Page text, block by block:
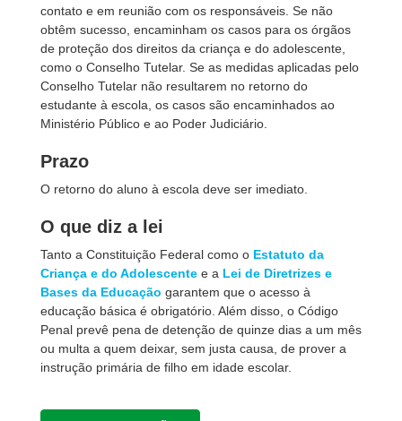
contato e em reunião com os responsáveis. Se não
obtêm sucesso, encaminham os casos para os órgãos
de proteção dos direitos da criança e do adolescente,
como o Conselho Tutelar. Se as medidas aplicadas pelo
Conselho Tutelar não resultarem no retorno do
estudante à escola, os casos são encaminhados ao
Ministério Público e ao Poder Judiciário.
Prazo
O retorno do aluno à escola deve ser imediato.
O que diz a lei
Tanto a Constituição Federal como o Estatuto da
Criança e do Adolescente e a Lei de Diretrizes e
Bases da Educação garantem que o acesso à
educação básica é obrigatório. Além disso, o Código
Penal prevê pena de detenção de quinze dias a um mês
ou multa a quem deixar, sem justa causa, de prover a
instrução primária de filho em idade escolar.